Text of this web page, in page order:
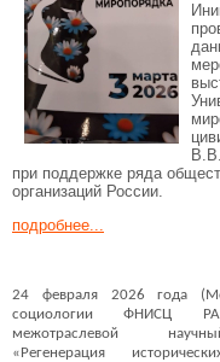
при поддержке ряда
организаций России.
подробнее...
24 февраля 2026 года
социологии ФНИСЦ
межотраслевой
«Регенерация